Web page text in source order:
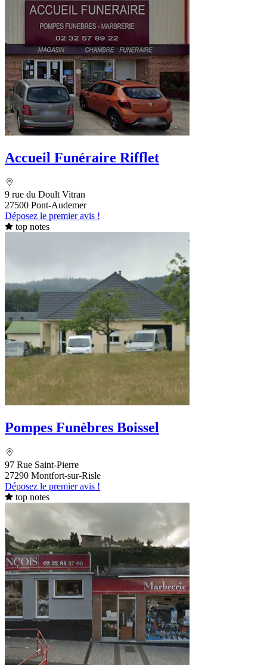
Accueil Funéraire Rifflet
9 rue du Doult Vitran
27500 Pont-Audemer
Déposez le premier avis !
top notes
Pompes Funèbres Boissel
97 Rue Saint-Pierre
27290 Montfort-sur-Risle
Déposez le premier avis !
top notes